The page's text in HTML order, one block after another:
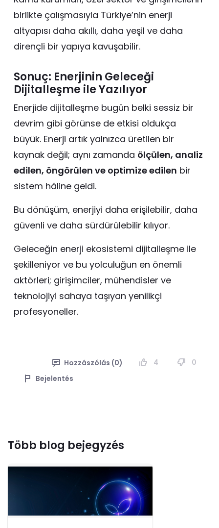
birlikte çalışmasıyla Türkiye’nin enerji
altyapısı daha akıllı, daha yeşil ve daha
dirençli bir yapıya kavuşabilir.
Sonuç: Enerjinin Geleceği
Dijitalleşme ile Yazılıyor
Enerjide dijitalleşme bugün belki sessiz bir
devrim gibi görünse de etkisi oldukça
büyük. Enerji artık yalnızca üretilen bir
kaynak değil; aynı zamanda ölçülen, analiz
edilen, öngörülen ve optimize edilen bir
sistem hâline geldi.
Bu dönüşüm, enerjiyi daha erişilebilir, daha
güvenli ve daha sürdürülebilir kılıyor.
Geleceğin enerji ekosistemi dijitalleşme ile
şekilleniyor ve bu yolculuğun en önemli
aktörleri; girişimciler, mühendisler ve
teknolojiyi sahaya taşıyan yenilikçi
profesyoneller.
Hozzászólás (0) 4
0
Bejelentés
Több blog bejegyzés